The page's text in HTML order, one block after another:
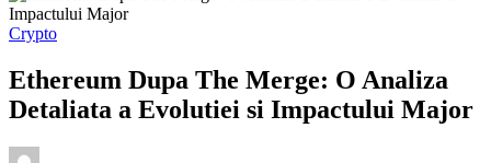
Crypto
Ethereum Dupa The Merge: O Analiza
Detaliata a Evolutiei si Impactului Major